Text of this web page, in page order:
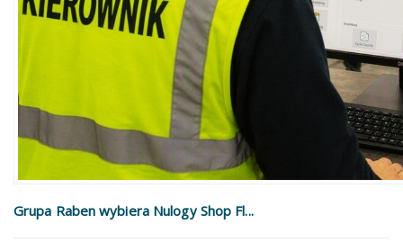
Grupa Raben wybiera Nulogy Shop Fl...